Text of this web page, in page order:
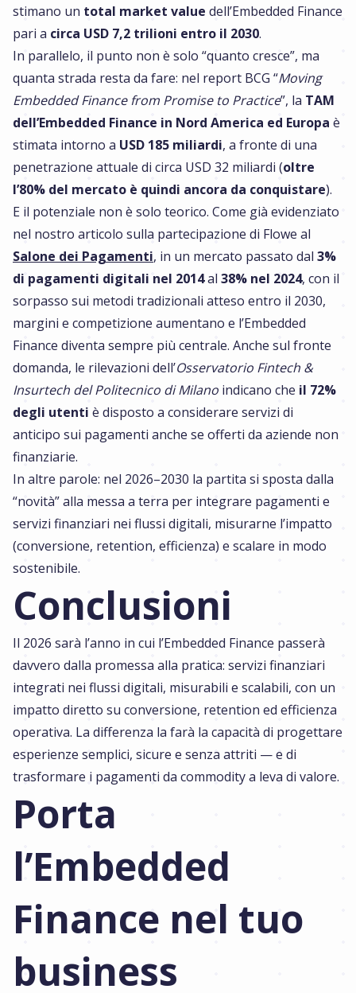
stimano un total market value dell’Embedded Finance
pari a circa USD 7,2 trilioni entro il 2030.
In parallelo, il punto non è solo “quanto cresce”, ma
quanta strada resta da fare: nel report BCG “Moving
Embedded Finance from Promise to Practice”, la TAM
dell’Embedded Finance in Nord America ed Europa è
stimata intorno a USD 185 miliardi, a fronte di una
penetrazione attuale di circa USD 32 miliardi (oltre
l’80% del mercato è quindi ancora da conquistare).
E il potenziale non è solo teorico. Come già evidenziato
nel nostro articolo sulla partecipazione di Flowe al
Salone dei Pagamenti, in un mercato passato dal 3%
di pagamenti digitali nel 2014al38% nel 2024, con il
sorpasso sui metodi tradizionali atteso entro il 2030,
margini e competizione aumentano e l’Embedded
Finance diventa sempre più centrale. Anche sul fronte
domanda, le rilevazioni dell’Osservatorio Fintech &
Insurtech del Politecnico di Milano indicano che il 72%
degli utenti è disposto a considerare servizi di
anticipo sui pagamenti anche se offerti da aziende non
finanziarie.
In altre parole: nel 2026–2030 la partita si sposta dalla
“novità” alla messa a terra per integrare pagamenti e
servizi finanziari nei flussi digitali, misurarne l’impatto
(conversione, retention, efficienza) e scalare in modo
sostenibile.
Conclusioni
Il 2026 sarà l’anno in cui l’Embedded Finance passerà
davvero dalla promessa alla pratica: servizi finanziari
integrati nei flussi digitali, misurabili e scalabili, con un
impatto diretto su conversione, retention ed efficienza
operativa. La differenza la farà la capacità di progettare
esperienze semplici, sicure e senza attriti — e di
trasformare i pagamenti da commodity a leva di valore.
Porta
l’Embedded
Finance nel tuo
business